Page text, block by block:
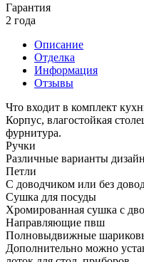
Гарантия
2 года
Описание
Отделка
Информация
Отзывы
Что входит в комплект
Корпус, влагостойкая
фурнитура.
Ручки
Различные варианты
Петли
С доводчиком или без
Сушка для посуды
Хромированная сушка с
Направляющие пвш
Полновыдвижные
Дополнительно можно